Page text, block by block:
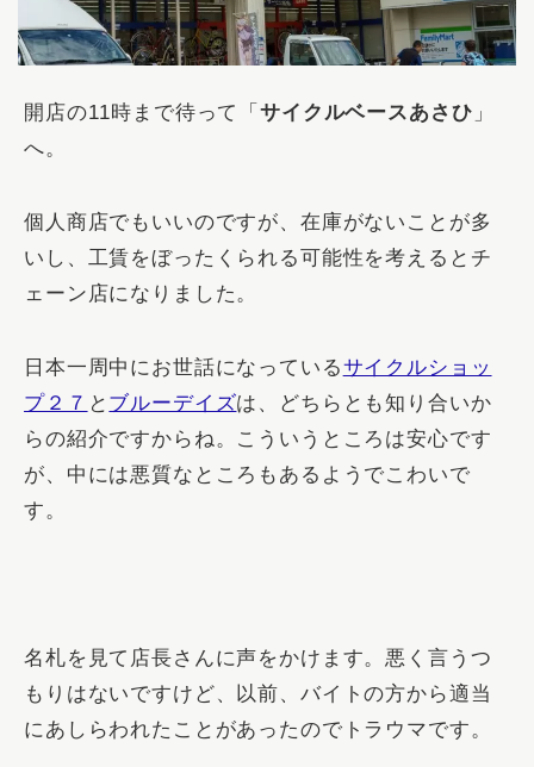
開店の11時まで待って「サイクルベースあさひ 」
へ。
個人商店でもいいのですが、在庫がないことが多
いし、工賃をぼったくられる可能性を考えるとチ
ェーン店になりました。
日本一周中にお世話になっているサイクルショッ
プ２７ と ブルーデイズは、どちらとも知り合いか
らの紹介ですからね。こういうところは安心です
が、中には悪質なところもあるようでこわいで
す。
名札を見て店長さんに声をかけます。悪く言うつ
もりはないですけど、以前、バイトの方から適当
にあしらわれたことがあったのでトラウマです。